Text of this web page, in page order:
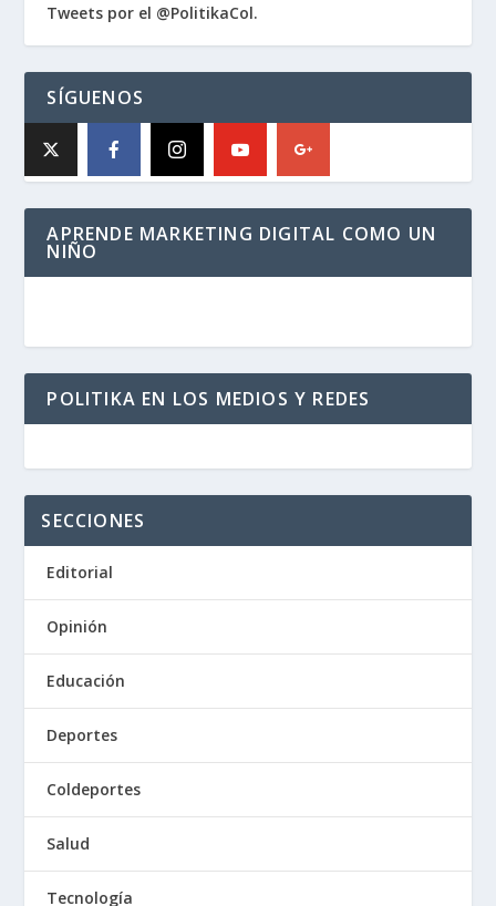
Tweets por el @PolitikaCol.
SÍGUENOS
APRENDE MARKETING DIGITAL COMO UN
NIÑO
POLITIKA EN LOS MEDIOS Y REDES
SECCIONES
Editorial
Opinión
Educación
Deportes
Coldeportes
Salud
Tecnología